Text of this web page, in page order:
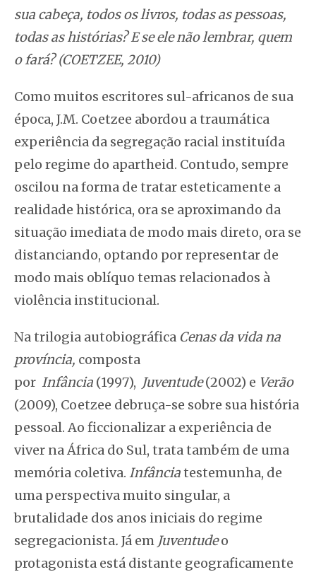
sua cabeça, todos os livros, todas as pessoas,
todas as histórias? E se ele não lembrar, quem
o fará? (COETZEE, 2010)
Como muitos escritores sul-africanos de sua
época, J.M. Coetzee abordou a traumática
experiência da segregação racial instituída
pelo regime do apartheid. Contudo, sempre
oscilou na forma de tratar esteticamente a
realidade histórica, ora se aproximando da
situação imediata de modo mais direto, ora se
distanciando, optando por representar de
modo mais oblíquo temas relacionados à
violência institucional.
Na trilogia autobiográfica Cenas da vida na
província, composta
por Infância (1997), Juventude(2002) e Verão
(2009), Coetzee debruça-se sobre sua história
pessoal. Ao ficcionalizar a experiência de
viver na África do Sul, trata também de uma
memória coletiva. Infânciatestemunha, de
uma perspectiva muito singular, a
brutalidade dos anos iniciais do regime
segregacionista. Já em Juventudeo
protagonista está distante geograficamente